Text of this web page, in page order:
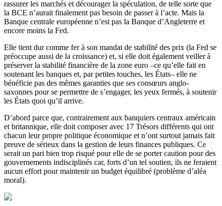
rassurer les marchés et décourager la spéculation, de telle sorte que
la BCE n’aurait finalement pas besoin de passer à l’acte. Mais la
Banque centrale européenne n’est pas la Banque d’Angleterre et
encore moins la Fed.
Elle tient dur comme fer à son mandat de stabilité des prix (la Fed se
préoccupe aussi de la croissance) et, si elle doit également veiller à
préserver la stabilité financière de la zone euro –ce qu’elle fait en
soutenant les banques et, par petites touches, les États– elle ne
bénéficie pas des mêmes garanties que ses consœurs anglo-
saxonnes pour se permettre de s’engager, les yeux fermés, à soutenir
les États quoi qu’il arrive.
D’abord parce que, contrairement aux banquiers centraux américain
et britannique, elle doit composer avec 17 Trésors différents qui ont
chacun leur propre politique économique et n’ont surtout jamais fait
preuve de sérieux dans la gestion de leurs finances publiques. Ce
serait un pari bien trop risqué pour elle de se porter caution pour des
gouvernements indisciplinés car, forts d’un tel soutien, ils ne feraient
aucun effort pour maintenir un budget équilibré (problème d’aléa
moral).